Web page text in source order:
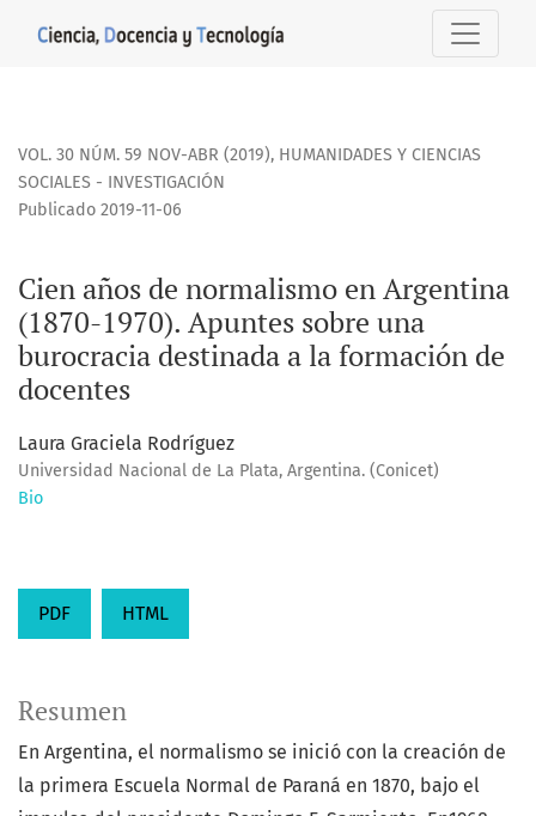
Cien años de normalismo en Argentina (1870-1970).
VOL. 30 NÚM. 59 NOV-ABR (2019), HUMANIDADES Y CIENCIAS
SOCIALES - INVESTIGACIÓN
Cien años de normalismo en Argentina
(1870-1970). Apuntes sobre una
burocracia destinada a la formación de
docentes
Publicado 2019-11-06
Laura Graciela Rodríguez
Universidad Nacional de La Plata, Argentina. (Conicet)
Bio
PDF HTML
Resumen
En Argentina, el normalismo se inició con la creación de
la primera Escuela Normal de Paraná en 1870, bajo el